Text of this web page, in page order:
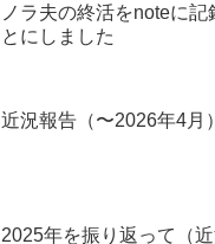
ノラ夫の終活をnoteに記
とにしました
近況報告（〜2026年4月）
2025年を振り返って（近